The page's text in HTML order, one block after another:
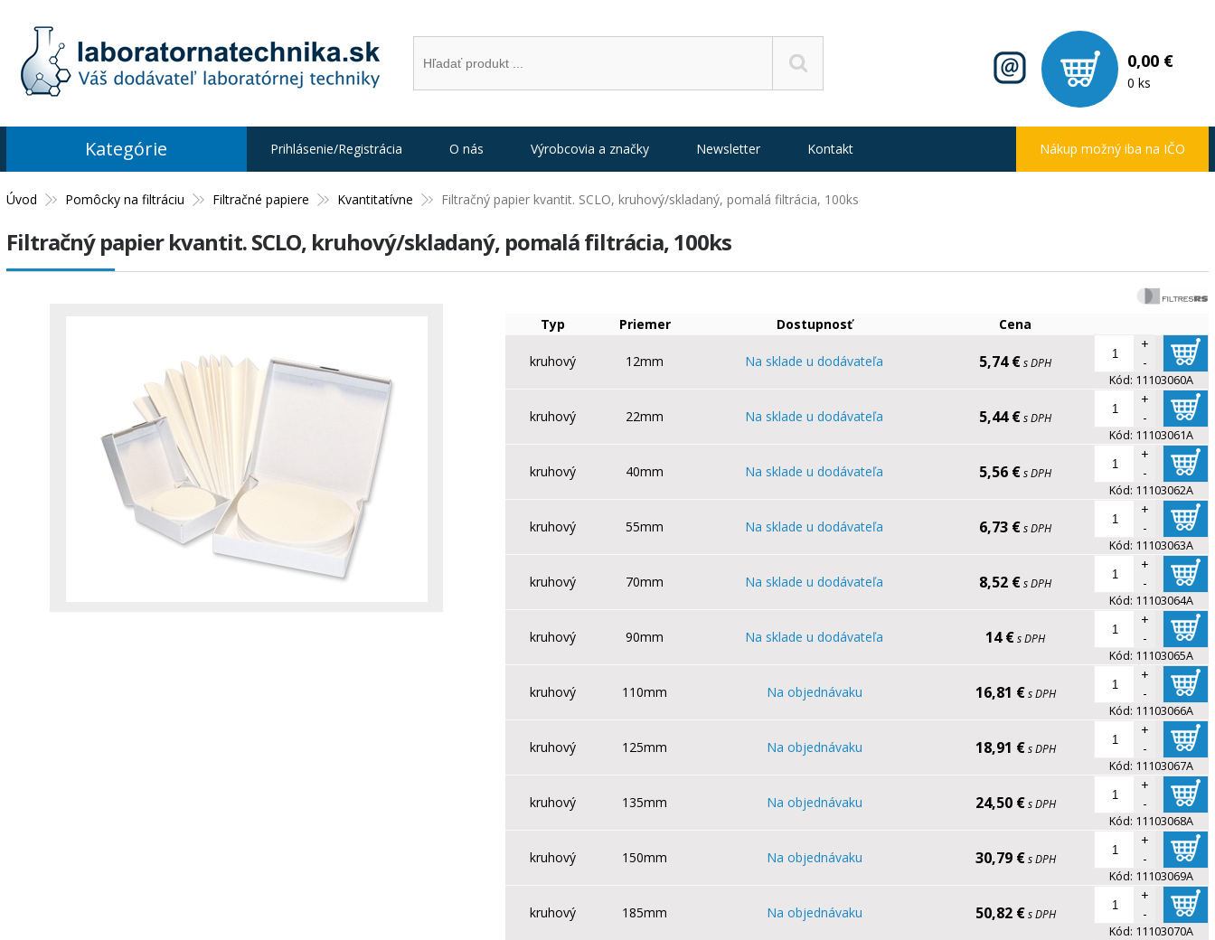
0,00 €
0 ks
Úvod Pomôcky na filtráciu Filtračné papiere Kvantitatívne Filtračný papier kvantit. SCLO, kruhový/skladaný, pomalá filtrácia, 100ks
Filtračný papier kvantit. SCLO, kruhový/skladaný, pomalá filtrácia, 100ks
Typ Priemer Dostupnosť Cena
kruhový 12mm Na sklade u dodávateľa 5,74 €s DPH
+
-
Kód: 11103060A
kruhový 22mm Na sklade u dodávateľa 5,44 €s DPH
+
-
Kód: 11103061A
kruhový 40mm Na sklade u dodávateľa 5,56 €s DPH
+
-
Kód: 11103062A
kruhový 55mm Na sklade u dodávateľa 6,73 €s DPH
+
-
Kód: 11103063A
kruhový 70mm Na sklade u dodávateľa 8,52 €s DPH
+
-
Kód: 11103064A
kruhový 90mm Na sklade u dodávateľa 14 €s DPH
+
-
Kód: 11103065A
kruhový 110mm Na objednávaku 16,81 € s DPH
+
-
Kód: 11103066A
kruhový 125mm Na objednávaku 18,91 € s DPH
+
-
Kód: 11103067A
kruhový 135mm Na objednávaku 24,50 € s DPH
+
-
Kód: 11103068A
kruhový 150mm Na objednávaku 30,79 € s DPH
+
-
Kód: 11103069A
kruhový 185mm Na objednávaku 50,82 € s DPH
+
-
Kód: 11103070A
Kategórie Prihlásenie/Registrácia O nás Výrobcovia a značky Newsletter Kontakt Nákup možný iba na IČO